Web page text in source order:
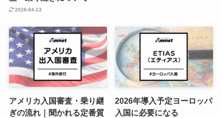
2026-04-13
アメリカ入国審査・乗り継
ぎの流れ｜聞かれる定番質
2026年導入予定ヨーロッパ
入国に必要になる